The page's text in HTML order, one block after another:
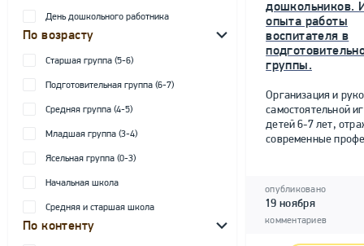
День дошкольного работника
По возрасту
Старшая группа (5-6)
Подготовительная группа (6-7)
Средняя группа (4-5)
Младшая группа (3-4)
Ясельная группа (0-3)
Начальная школа
Средняя и старшая школа
По контенту
дошкольников.
опыта работы
воспитателя в
группы.
Организация и
самостоятельной
детей 6-7 лет,
современные
опубликовано
19 ноября
комментариев